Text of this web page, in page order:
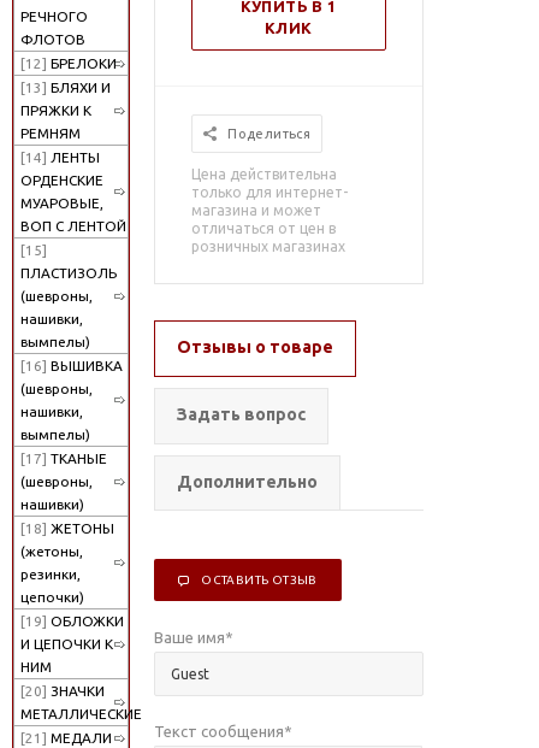
РЕЧНОГО
ФЛОТОВ
[12] БРЕЛОКИ
[13] БЛЯХИ И
ПРЯЖКИ К
РЕМНЯМ
[14] ЛЕНТЫ
ОРДЕНСКИЕ
МУАРОВЫЕ,
ВОП С ЛЕНТОЙ
[15]
ПЛАСТИЗОЛЬ
(шевроны,
нашивки,
вымпелы)
[16] ВЫШИВКА
(шевроны,
нашивки,
вымпелы)
[17] ТКАНЫЕ
(шевроны,
нашивки)
[18] ЖЕТОНЫ
(жетоны,
резинки,
цепочки)
[19] ОБЛОЖКИ
И ЦЕПОЧКИ К
НИМ
[20] ЗНАЧКИ
МЕТАЛЛИЧЕСКИЕ
[21] МЕДАЛИ
КУПИТЬ В 1
КЛИК
Поделиться
Цена действительна
только для интернет-
магазина и может
отличаться от цен в
розничных магазинах
Отзывы о товаре
Задать вопрос
Дополнительно
ОСТАВИТЬ ОТЗЫВ
Ваше имя*
Текст сообщения*